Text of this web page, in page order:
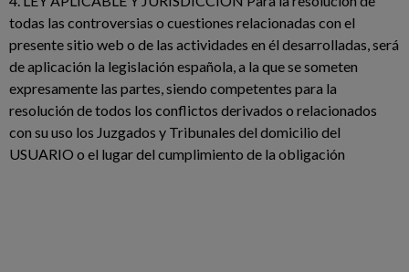
todas las controversias o cuestiones relacionadas con el
presente sitio web o de las actividades en él desarrolladas, será
de aplicación la legislación española, a la que se someten
expresamente las partes, siendo competentes para la
resolución de todos los conflictos derivados o relacionados
con su uso los Juzgados y Tribunales del domicilio del
USUARIO o el lugar del cumplimiento de la obligación